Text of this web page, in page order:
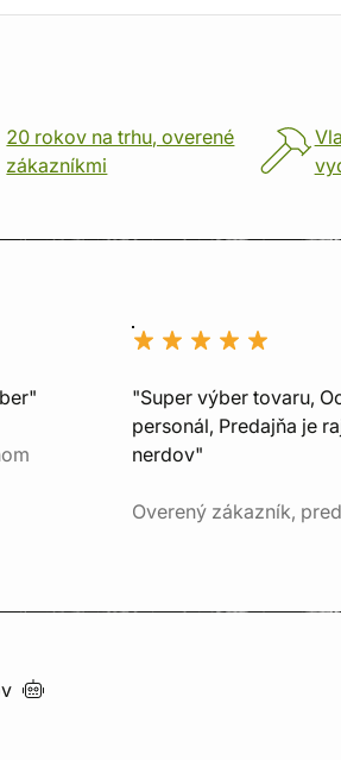
20 rokov na trhu, overené
zákazníkmi
"Super výber tovaru,
personál, Predajňa je
nerdov"
Overený zákazník,